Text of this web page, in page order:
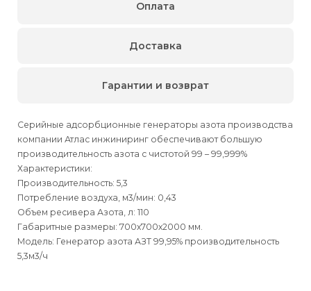
Серийные адсорбционные генераторы азота производства
компании Атлас инжиниринг обеспечивают большую
производительность азота с чистотой 99 – 99,999%
Характеристики:
Производительность: 5,3
Потребление воздуха, м3/мин: 0,43
Объем ресивера Азота, л: 110
Габаритные размеры: 700х700х2000 мм.
Модель: Генератор азота АЗТ 99,95% производительность
5,3м3/ч
Оплата
Доставка
Гарантии и возврат